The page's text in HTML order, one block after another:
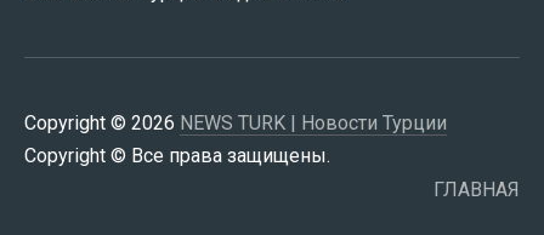
Copyright © 2026 NEWS TURK | Новости Турции
Copyright © Все права защищены.
ГЛАВНАЯ